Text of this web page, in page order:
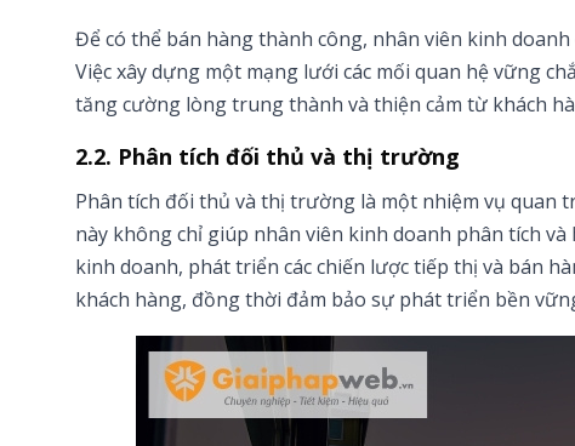
Để có thể bán hàng thành công, nhân viên kinh
Việc xây dựng một mạng lưới các mối quan hệ vững
tăng cường lòng trung thành và thiện cảm từ khách
2.2. Phân tích đối thủ và thị trường
Phân tích đối thủ và thị trường là một nhiệm vụ quan
này không chỉ giúp nhân viên kinh doanh phân tích
kinh doanh, phát triển các chiến lược tiếp thị và bán
khách hàng, đồng thời đảm bảo sự phát triển bền